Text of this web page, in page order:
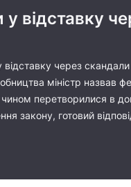
у відставку
через
міністр назвав
перетворилися в
закону, готовий